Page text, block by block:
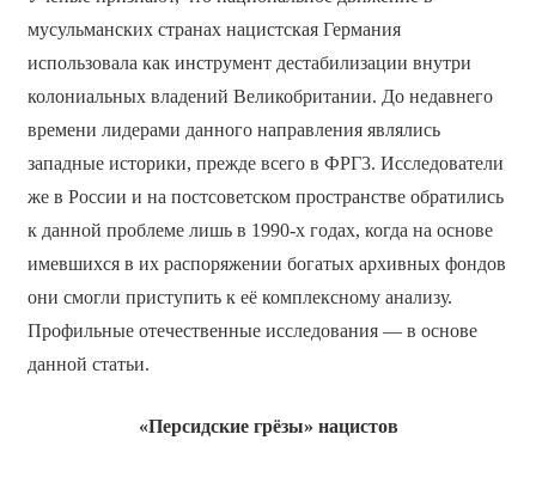
мусульманских странах нацистская Германия
использовала как инструмент дестабилизации внутри
колониальных владений Великобритании. До недавнего
времени лидерами данного направления являлись
западные историки, прежде всего в ФРГ3. Исследователи
же в России и на постсоветском пространстве обратились
к данной проблеме лишь в 1990-х годах, когда на основе
имевшихся в их распоряжении богатых архивных фондов
они смогли приступить к её комплексному анализу.
Профильные отечественные исследования — в основе
данной статьи.
«Персидские грёзы» нацистов